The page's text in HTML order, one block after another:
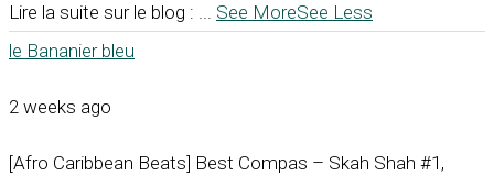
Lire la suite sur le blog : ... See MoreSee Less
le Bananier bleu
2 weeks ago
[Afro Caribbean Beats] Best Compas – Skah Shah #1,